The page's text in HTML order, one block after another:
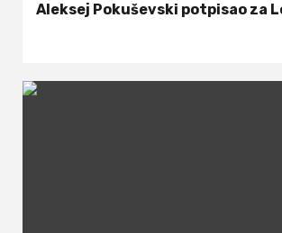
Aleksej Pokuševski potpisao za